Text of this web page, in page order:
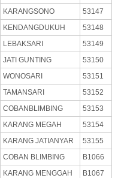
KARANGSONO
53147
KENDANGDUKUH
53148
LEBAKSARI
53149
JATI GUNTING
53150
WONOSARI
53151
TAMANSARI
53152
COBANBLIMBING
53153
KARANG MEGAH
53154
KARANG JATIANYAR
53155
COBAN BLIMBING
B1066
KARANG MENGGAH
B1067